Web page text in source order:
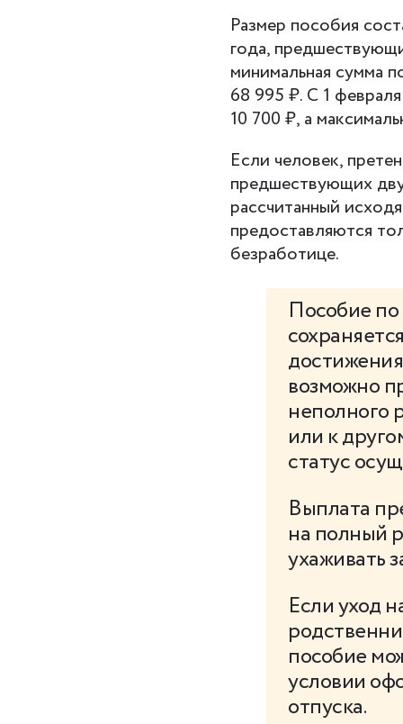
Размер пособия
года,
минимальная сумма
68 995 ₽. С 1
10 700 ₽, а
Если человек,
предшествующих
рассчитанный
предоставляются
безработице.
Пособие по
возможно
неполного
или к
статус
Выплата
на полный
ухаживать
Если уход
пособие
условии
отпуска.